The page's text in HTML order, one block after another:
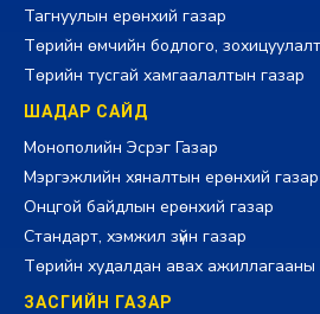
Тагнуулын ерөнхий газар
Төрийн өмчийн бодлого,
Төрийн тусгай хамгаалалтын газар
ШАДАР САЙД
Монополийн Эсрэг Газар
Мэргэжлийн хяналтын ерөнхий газар
Онцгой байдлын ерөнхий газар
Стандарт, хэмжил зүйн газар
Төрийн худалдан авах ажиллагааны
ЗАСГИЙН ГАЗАР